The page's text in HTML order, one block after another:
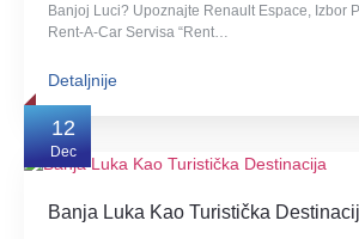
Banjoj Luci? Upoznajte Renault Espace, Izbor
Rent-A-Car Servisa “Rent…
Detaljnije
12
Dec
Banja Luka Kao Turistička